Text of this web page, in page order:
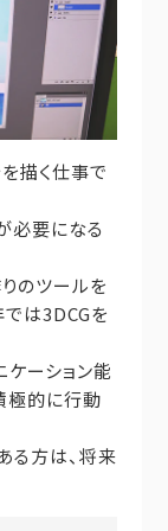
描く仕事で
必要になる
のツールを
は3DCGを
ーション能
極的に行動
る方は、将来